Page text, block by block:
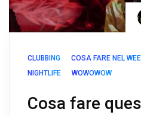
CLUBBING COSA FARE NEL
NIGHTLIFE
WOWOWOW
Cosa fare